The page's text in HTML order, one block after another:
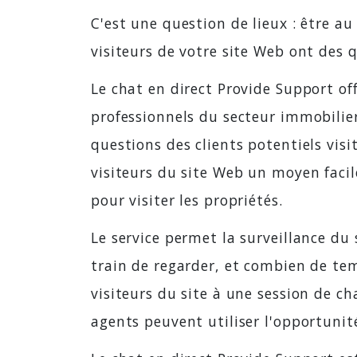
C'est une question de lieux : être
visiteurs de votre site Web ont des
Le chat en direct Provide Support
professionnels du secteur
questions des clients potentiels
visiteurs du site Web un moyen
pour visiter les propriétés.
Le service permet la surveillance
train de regarder, et combien de
visiteurs du site à une session de
agents peuvent utiliser